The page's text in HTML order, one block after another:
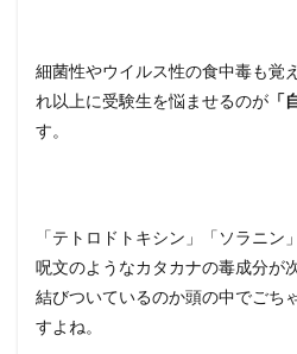
細菌性やウイルス性の食中毒も覚
れ以上に受験生を悩ませるのが 「
す。
「テトロドトキシン」「ソラニン
呪文のようなカタカナの毒成分が
結びついているのか頭の中でごち
すよね。